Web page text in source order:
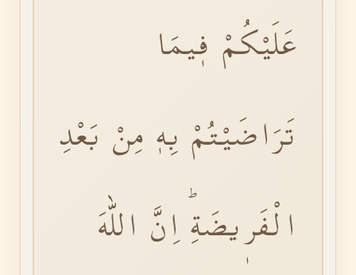
عَلَيْكُمْ فٖيمَا
تَرَاضَيْتُمْ بِهٖ مِنْ بَعْدِ
الْفَرٖيضَةِۜ اِنَّ اللّٰهَ